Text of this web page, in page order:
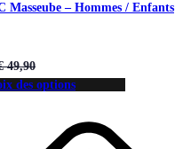
Masseube – Hommes / Enfants
49,90
des options